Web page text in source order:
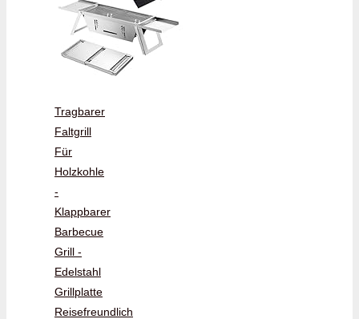
Tragbarer
Faltgrill
Für
Holzkohle
-
Klappbarer
Barbecue
Grill -
Edelstahl
Grillplatte
Reisefreundlich